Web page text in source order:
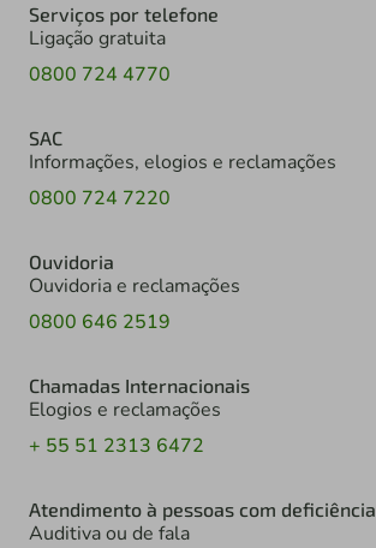
Serviços por telefone
Ligação gratuita
0800 724 4770
SAC
Informações, elogios e reclamações
0800 724 7220
Ouvidoria
Ouvidoria e reclamações
0800 646 2519
Chamadas Internacionais
Elogios e reclamações
+ 55 51 2313 6472
Atendimento à pessoas com deficiência
Auditiva ou de fala